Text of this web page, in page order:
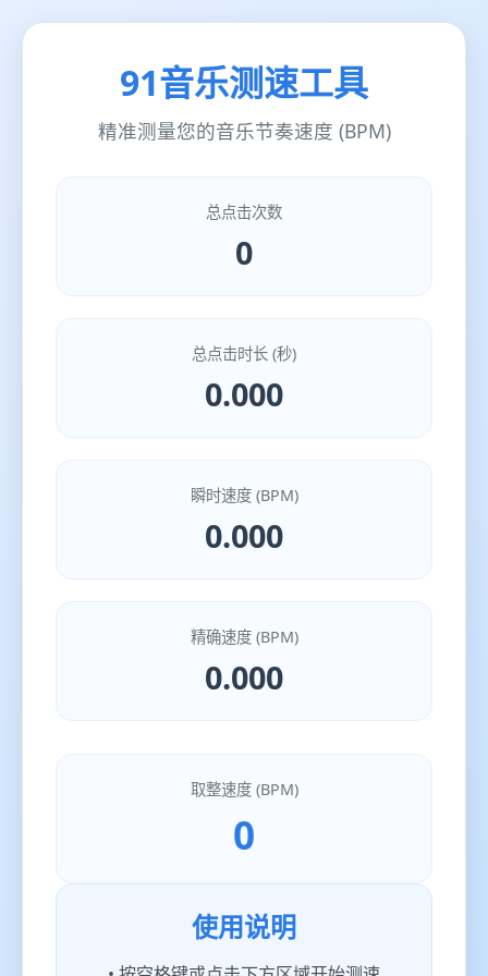
91音乐测速工具
精准测量您的音乐节奏速度 (BPM)
总点击次数
0
总点击时长 (秒)
0.000
瞬时速度 (BPM)
0.000
精确速度 (BPM)
0.000
取整速度 (BPM)
0
使用说明